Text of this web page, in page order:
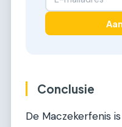
Conclusie
De Maczekerfenis